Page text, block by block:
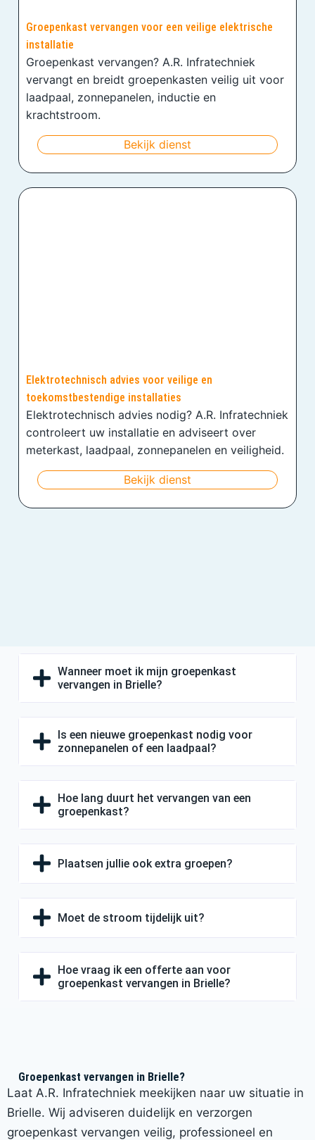
Groepenkast vervangen voor een veilige elektrische
installatie
Groepenkast vervangen? A.R. Infratechniek
vervangt en breidt groepenkasten veilig uit voor
laadpaal, zonnepanelen, inductie en
krachtstroom.
Bekijk dienst
Elektrotechnisch advies voor veilige en
toekomstbestendige installaties
Elektrotechnisch advies nodig? A.R. Infratechniek
controleert uw installatie en adviseert over
meterkast, laadpaal, zonnepanelen en veiligheid.
Bekijk dienst
Wanneer moet ik mijn groepenkast
vervangen in Brielle?
Is een nieuwe groepenkast nodig voor
zonnepanelen of een laadpaal?
Hoe lang duurt het vervangen van een
groepenkast?
Plaatsen jullie ook extra groepen?
Moet de stroom tijdelijk uit?
Hoe vraag ik een offerte aan voor
groepenkast vervangen in Brielle?
Groepenkast vervangen in Brielle?
Laat A.R. Infratechniek meekijken naar uw situatie in
Brielle. Wij adviseren duidelijk en verzorgen
groepenkast vervangen veilig, professioneel en